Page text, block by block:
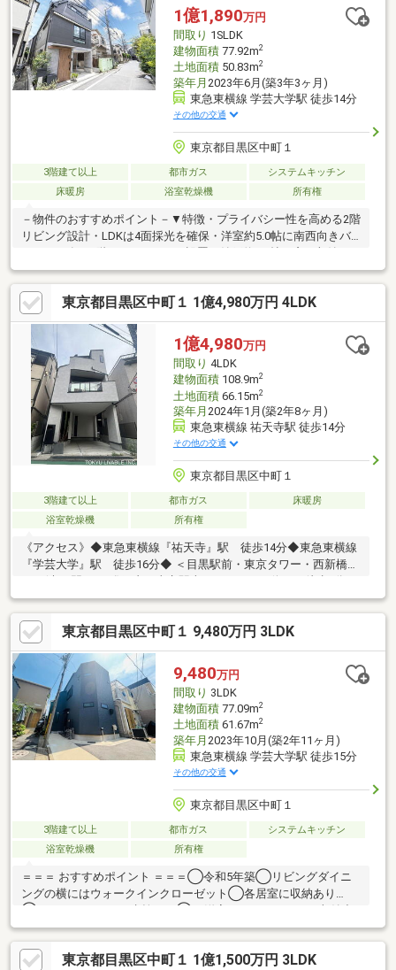
法上道路に接道していないため、再建築不可となります。※売買
対象地から隣地へ越境がございます。※記載の築年月は増築年月
であり、実際の築年月は不詳です。
1億1,890万円
間取り 1SLDK
建物面積77.92m2
土地面積50.83m2
築年月 2023年6月(築3年3ヶ月)
東急東横線 学芸大学駅 徒歩14分
その他の交通
東京都目黒区中町１
3階建て以上 都市ガス
システムキッチン
床暖房
浴室乾燥機 所有権
－物件のおすすめポイント－▼特徴・プライバシー性を高める2階
リビング設計・LDKは4面採光を確保・洋室約5.0帖に南西向きバ
ルコニー有・3階ホールにWICを設置・納戸約6.6帖は窓・収納
付、多用途に活用可能・駐車1台可能(車種による)▼設備・床暖房
(リビング)・食洗機・1616サイズの浴室／浴室換気乾燥機▼周辺
環境・まいばすけっと中央町2丁目店 徒歩6分(約420m)・目黒区立
油面小学校 徒歩6分(約430m)・油面公園 徒歩5分(約350m)■ ご希
望の住まい探しをお手伝いします ━━━━━・・・物件の詳細・
ご相談はお気軽にお問い合わせください。
東京都目黒区中町１ 1億4,980万円 4LDK
1億4,980万円
間取り 4LDK
建物面積108.9m2
土地面積66.15m2
築年月 2024年1月(築2年8ヶ月)
東急東横線 祐天寺駅 徒歩14分
その他の交通
東京都目黒区中町１
3階建て以上 都市ガス
床暖房
浴室乾燥機
所有権
《アクセス》◆東急東横線『祐天寺』駅 徒歩14分◆東急東横線
『学芸大学』駅 徒歩16分◆ ＜目黒駅前・東京タワー・西新橋二
《ポイント》・LD部分床暖房・車庫あり※車サイズ要確認・ 洗面
2ボウル ・豊富な収納スペース・天窓あり⇒採光: 側面の窓の約3
倍の光を室内に取り込める 通風: 開閉タイプは効率よく部屋の空
気を入れ替えられる〇20畳の大型LDKや収納豊富な4LDK 《住環境
の良さ》～周辺は閑静な街並みの広がる住宅街～・駅までのアク
セスも明るい道のりです。
東京都目黒区中町１ 9,480万円 3LDK
9,480万円
間取り 3LDK
建物面積77.09m2
土地面積61.67m2
築年月 2023年10月(築2年11ヶ月)
東急東横線 学芸大学駅 徒歩15分
その他の交通
東京都目黒区中町１
3階建て以上 都市ガス
システムキッチン
浴室乾燥機
所有権
＝＝＝ おすすめポイント ＝＝＝◯令和5年築◯リビングダイニ
ングの横にはウォークインクローゼット◯各居室に収納あり
◯3Fバルコニーには水栓あり◯3F洋室にはロフトがあり収納力
抜群◯広々とした玄関ホール室内のご見学はいつでも可能です！
♪♪お気軽にお問い合わせください♪♪
東京都目黒区中町１ 1億1,500万円 3LDK